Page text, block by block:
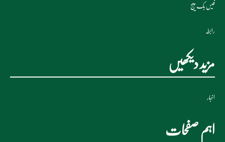
فیس بک پیج
رابطہ
مزید دیکھیں
اخبار
اہم صفحات